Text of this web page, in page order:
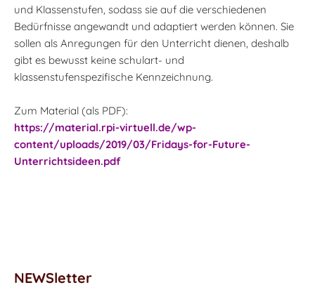
und Klassenstufen, sodass sie auf die verschiedenen
Bedürfnisse angewandt und adaptiert werden können. Sie
sollen als Anregungen für den Unterricht dienen, deshalb
gibt es bewusst keine schulart- und
klassenstufenspezifische Kennzeichnung.
Zum Material (als PDF):
https://material.rpi-virtuell.de/wp-
content/uploads/2019/03/Fridays-for-Future-
Unterrichtsideen.pdf
NEWSletter